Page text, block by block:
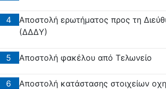
4
Αποστολή ερωτήματος προς τη
(ΔΔΔΥ)
5 Αποστολή φακέλου από Τελωνείο
6
Αποστολή κατάστασης στοιχείων